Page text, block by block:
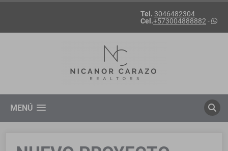
Tel. 3046482304
Cel.+573004888882 -
MENÚ